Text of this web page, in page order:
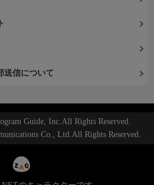
送信について
Guide, Inc.All Rights Reserved.
Co., Ltd.All Rights Reserved.